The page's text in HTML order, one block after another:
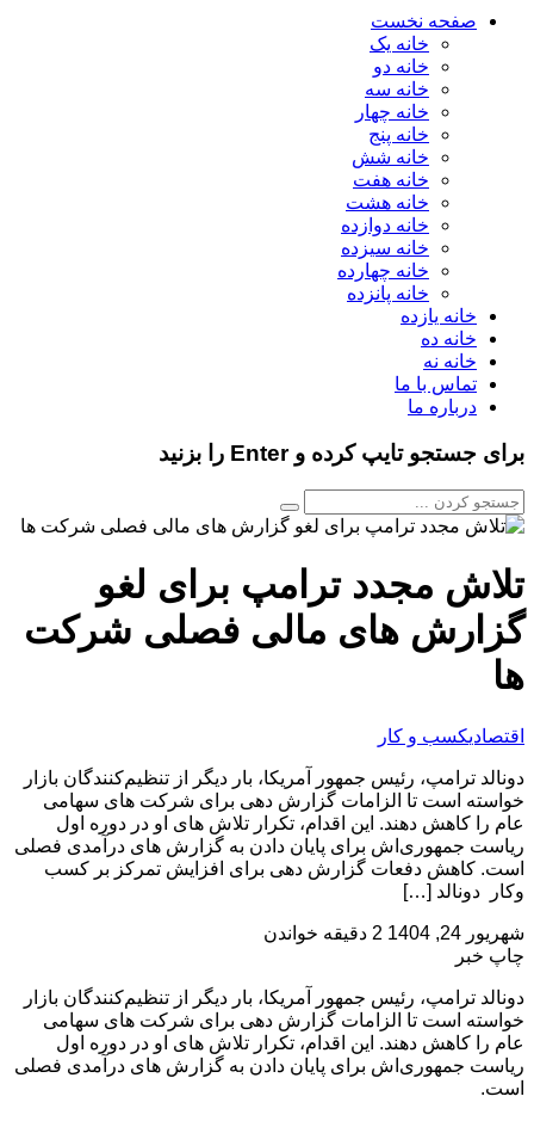
صفحه نخست
خانه یک
خانه دو
خانه سه
خانه چهار
خانه پنج
خانه شش
خانه هفت
خانه هشت
خانه دوازده
خانه سیزده
خانه چهارده
خانه پانزده
خانه یازده
خانه ده
خانه نه
تماس با ما
درباره ما
برای جستجو تایپ کرده و Enter را بزنید
تلاش مجدد ترامپ برای لغو
گزارش‌ های مالی فصلی شرکت‌
ها
اقتصادیکسب و کار
دونالد ترامپ، رئیس‌ جمهور آمریکا، بار دیگر از تنظیم‌کنندگان بازار
خواسته است تا الزامات گزارش‌ دهی برای شرکت‌ های سهامی
عام را کاهش دهند. این اقدام، تکرار تلاش‌ های او در دوره اول
ریاست‌ جمهوری‌اش برای پایان دادن به گزارش‌ های درآمدی فصلی
است. کاهش دفعات گزارش‌ دهی برای افزایش تمرکز بر کسب‌
وکار دونالد […]
شهریور 24, 1404
2 دقیقه خواندن
چاپ خبر
دونالد ترامپ، رئیس‌ جمهور آمریکا، بار دیگر از تنظیم‌کنندگان بازار
خواسته است تا الزامات گزارش‌ دهی برای شرکت‌ های سهامی
عام را کاهش دهند. این اقدام، تکرار تلاش‌ های او در دوره اول
ریاست‌ جمهوری‌اش برای پایان دادن به گزارش‌ های درآمدی فصلی
است.